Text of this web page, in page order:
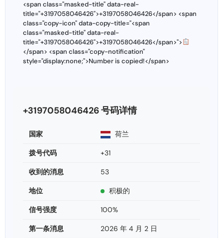
<span class="masked-title" data-real-
title="+3197058046426">+3197058046426</span> <span
class="copy-icon" data-copy-title="<span
class="masked-title" data-real-
title="+3197058046426">+3197058046426</span>">
</span> <span class="copy-notification"
style="display:none;">Number is copied!</span>
+3197058046426 号码详情
国家 荷兰
拨号代码 +31
收到的消息 53
地位 积极的
信号强度 100%
第一条消息 2026 年 4 月 2 日